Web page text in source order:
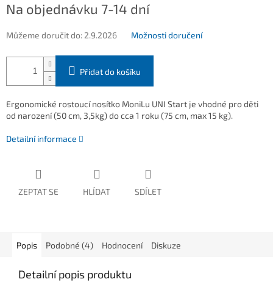
cena:
Na objednávku 7-14 dní
Můžeme doručit do: 2.9.2026 Možnosti doručení
Přidat do košíku
Ergonomické rostoucí nosítko MoniLu UNI Start je vhodné pro děti
od narození (50 cm, 3,5kg) do cca 1 roku (75 cm, max 15 kg).
Detailní informace
ZEPTAT SE HLÍDAT SDÍLET
Popis Podobné (4) Hodnocení Diskuze
Detailní popis produktu